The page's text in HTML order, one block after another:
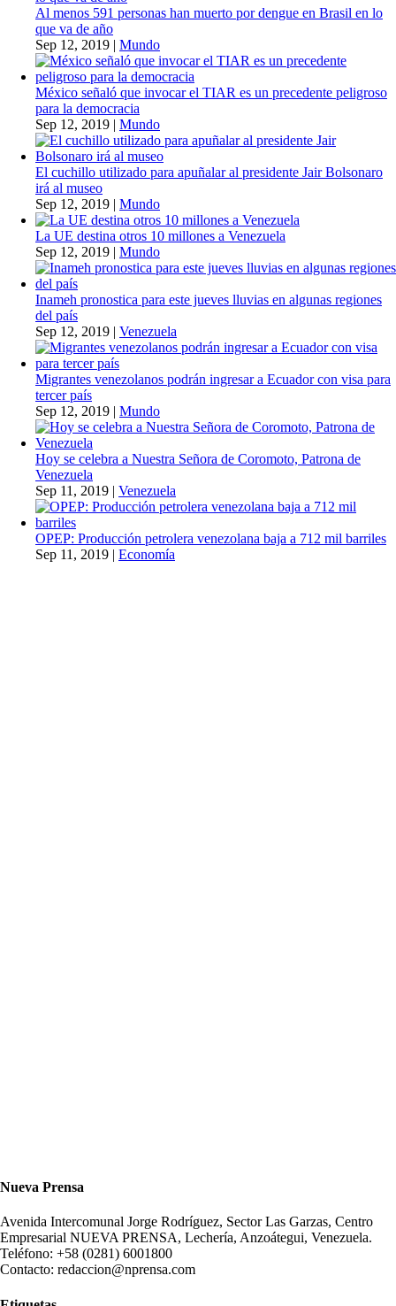
Al menos 591 personas han muerto por dengue en Brasil en lo
que va de año
Sep 12, 2019 | Mundo
México señaló que invocar el TIAR es un precedente peligroso
para la democracia
Sep 12, 2019 | Mundo
El cuchillo utilizado para apuñalar al presidente Jair Bolsonaro
irá al museo
Sep 12, 2019 | Mundo
La UE destina otros 10 millones a Venezuela
Sep 12, 2019 | Mundo
Inameh pronostica para este jueves lluvias en algunas regiones
del país
Sep 12, 2019 | Venezuela
Migrantes venezolanos podrán ingresar a Ecuador con visa para
tercer país
Sep 12, 2019 | Mundo
Hoy se celebra a Nuestra Señora de Coromoto, Patrona de
Venezuela
Sep 11, 2019 | Venezuela
OPEP: Producción petrolera venezolana baja a 712 mil barriles
Sep 11, 2019 | Economía
Nueva Prensa
Avenida Intercomunal Jorge Rodríguez, Sector Las Garzas, Centro
Empresarial NUEVA PRENSA, Lechería, Anzoátegui, Venezuela.
Teléfono: +58 (0281) 6001800
Contacto: redaccion@nprensa.com